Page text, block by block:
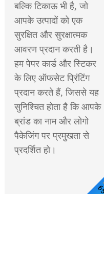
बल्कि टिकाऊ भी है, जो
आपके उत्पादों को एक
सुरक्षित और सुरक्षात्मक
आवरण प्रदान करती है।
हम पेपर कार्ड और स्टिकर
के लिए ऑफसेट प्रिंटिंग
प्रदान करते हैं, जिससे यह
सुनिश्चित होता है कि आपके
ब्रांड का नाम और लोगो
पैकेजिंग पर प्रमुखता से
प्रदर्शित हो।